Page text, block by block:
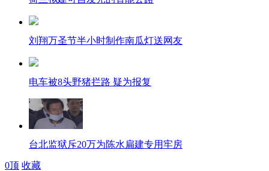
刘翔万圣节半小时制作南瓜灯送网友
电车被8头野猪拦路 疑为报复
台北监狱斥20万为陈水扁建专用牢房
0顶 收藏